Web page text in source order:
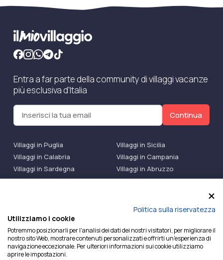
Entra a far parte della community di villaggi vacanze
più esclusiva d'Italia
Continua
Villaggi in Puglia
Villaggi in Sicilia
Villaggi in Calabria
Villaggi in Campania
Villaggi in Sardegna
Villaggi in Abruzzo
Villaggi Bluserena
Villaggi TH Resort
Ilmiovillaggio è un marchio di Ekiwi S.r.l.
Licenza Agenzia Viaggi e Turismo n° 2015/0133251 del
26/02/2015 e coperta da RC per Agenzia di Viaggi n°
OX00081147 REVO Specialty LiabilityXTravel Agencies.
Politica sulla riservatezza
Utilizziamo i cookie
Potremmo posizionarli per l'analisi dei dati dei nostri visitatori, per migliorare il
nostro sito Web, mostrare contenuti personalizzati e offrirti un'esperienza di
navigazione eccezionale. Per ulteriori informazioni sui cookie utilizziamo
aprire le impostazioni.